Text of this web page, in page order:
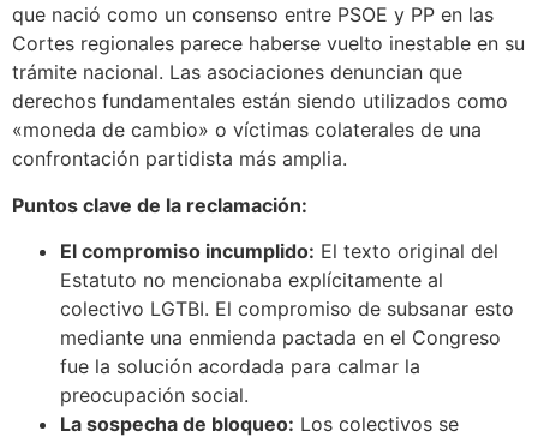
que nació como un consenso entre PSOE y PP en las
Cortes regionales parece haberse vuelto inestable en su
trámite nacional. Las asociaciones denuncian que
derechos fundamentales están siendo utilizados como
«moneda de cambio» o víctimas colaterales de una
confrontación partidista más amplia.
Puntos clave de la reclamación:
El compromiso incumplido: El texto original del
Estatuto no mencionaba explícitamente al
colectivo LGTBI. El compromiso de subsanar esto
mediante una enmienda pactada en el Congreso
fue la solución acordada para calmar la
preocupación social.
La sospecha de bloqueo: Los colectivos se